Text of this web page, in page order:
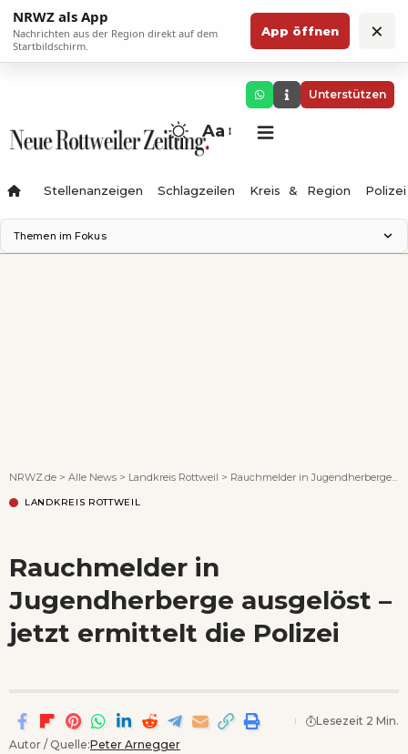
NRWZ als App
Nachrichten aus der Region direkt auf dem
Startbildschirm.
App öffnen ×
Unterstützen
Aa
Stellenanzeigen Schlagzeilen Kreis & Region Polizei
Themen im Fokus
NRWZ.de > Alle News > Landkreis Rottweil > Rauchmelder in Jugendherberge ausgelöst – jetzt ermittelt die Polizei
LANDKREIS ROTTWEIL
Rauchmelder in
Jugendherberge ausgelöst –
jetzt ermittelt die Polizei
Autor / Quelle:Peter Arnegger
Lesezeit 2 Min.